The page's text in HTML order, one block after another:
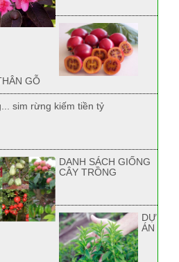
GỖ
sim rừng kiếm tiền tỷ
DANH SÁCH GIỐNG
CÂY TRỒNG
DỰ
ÁN